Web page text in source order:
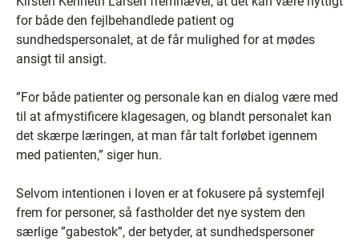
for både den fejlbehandlede patient og
sundhedspersonalet, at de får mulighed for at mødes
ansigt til ansigt.
”For både patienter og personale kan en dialog være med
til at afmystificere klagesagen, og blandt personalet kan
det skærpe læringen, at man får talt forløbet igennem
med patienten,” siger hun.
Selvom intentionen i loven er at fokusere på systemfejl
frem for personer, så fastholder det nye system den
særlige ”gabestok”, der betyder, at sundhedspersoner